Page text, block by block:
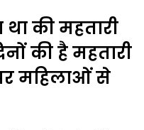
की महतारी
की है महतारी
महिलाओं से